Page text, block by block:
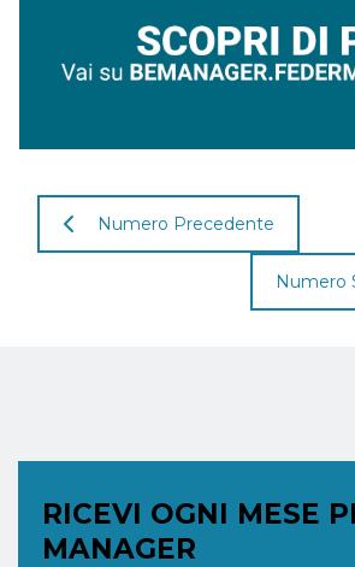
Numero Precedente
Numero
RICEVI OGNI MESE
MANAGER